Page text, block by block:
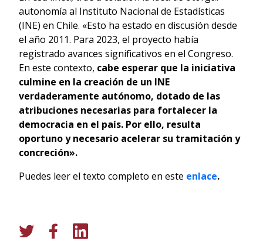
autonomía al Instituto Nacional de Estadísticas
(INE) en Chile. «Esto ha estado en discusión desde
el año 2011. Para 2023, el proyecto había
registrado avances significativos en el Congreso.
En este contexto, cabe esperar que la iniciativa
culmine en la creación de un INE
verdaderamente autónomo, dotado de las
atribuciones necesarias para fortalecer la
democracia en el país. Por ello, resulta
oportuno y necesario acelerar su tramitación y
concreción».
Puedes leer el texto completo en este enlace.